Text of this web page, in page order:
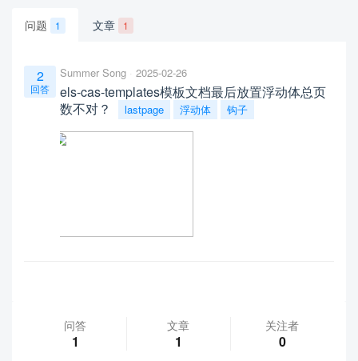
问题 1 文章 1
2
回答
Summer Song 2025-02-26
els-cas-templates模板文档最后放置浮动体总页
数不对？
lastpage 浮动体 钩子
问答
1
文章
1
关注者
0